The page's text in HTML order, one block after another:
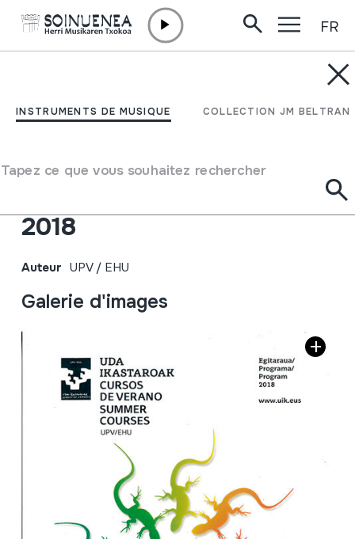
INSTRUMENTS DE MUSIQUE COLLECTION JM BELTRAN
Tapez ce que vous souhaitez rechercher
FR
Uda ikastaroak / Cursos
courses; Egitaraua /
2018
Auteur UPV / EHU
Galerie d'images